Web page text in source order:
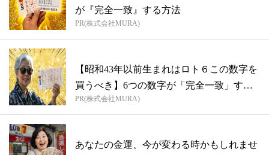
が『完全一致』する方法
PR(株式会社MURA)
【昭和43年以前生まれはロト６この数字を
買うべき】6つの数字が「完全一致」する
方...
PR(株式会社MURA)
あなたの金運、今が変わる時かもしれませ